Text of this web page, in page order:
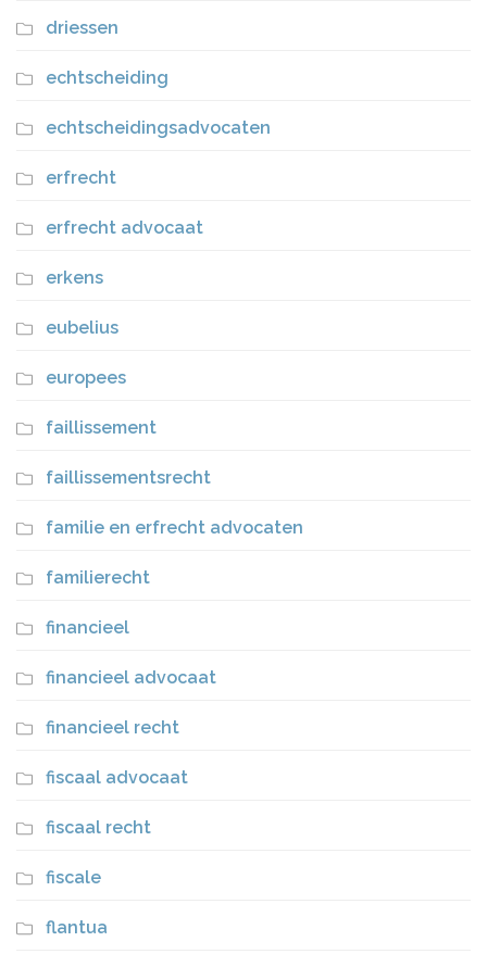
driessen
echtscheiding
echtscheidingsadvocaten
erfrecht
erfrecht advocaat
erkens
eubelius
europees
faillissement
faillissementsrecht
familie en erfrecht advocaten
familierecht
financieel
financieel advocaat
financieel recht
fiscaal advocaat
fiscaal recht
fiscale
flantua